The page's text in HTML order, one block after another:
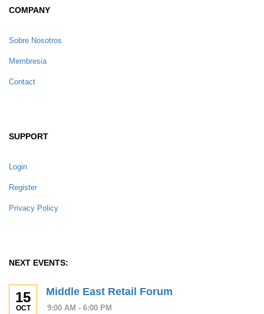
COMPANY
Sobre Nosotros
Membresia
Contact
SUPPORT
Login
Register
Privacy Policy
NEXT EVENTS:
15
OCT
Middle East Retail Forum
9:00 AM - 6:00 PM